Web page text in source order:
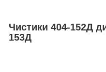
Чистики 404-152Д
153Д